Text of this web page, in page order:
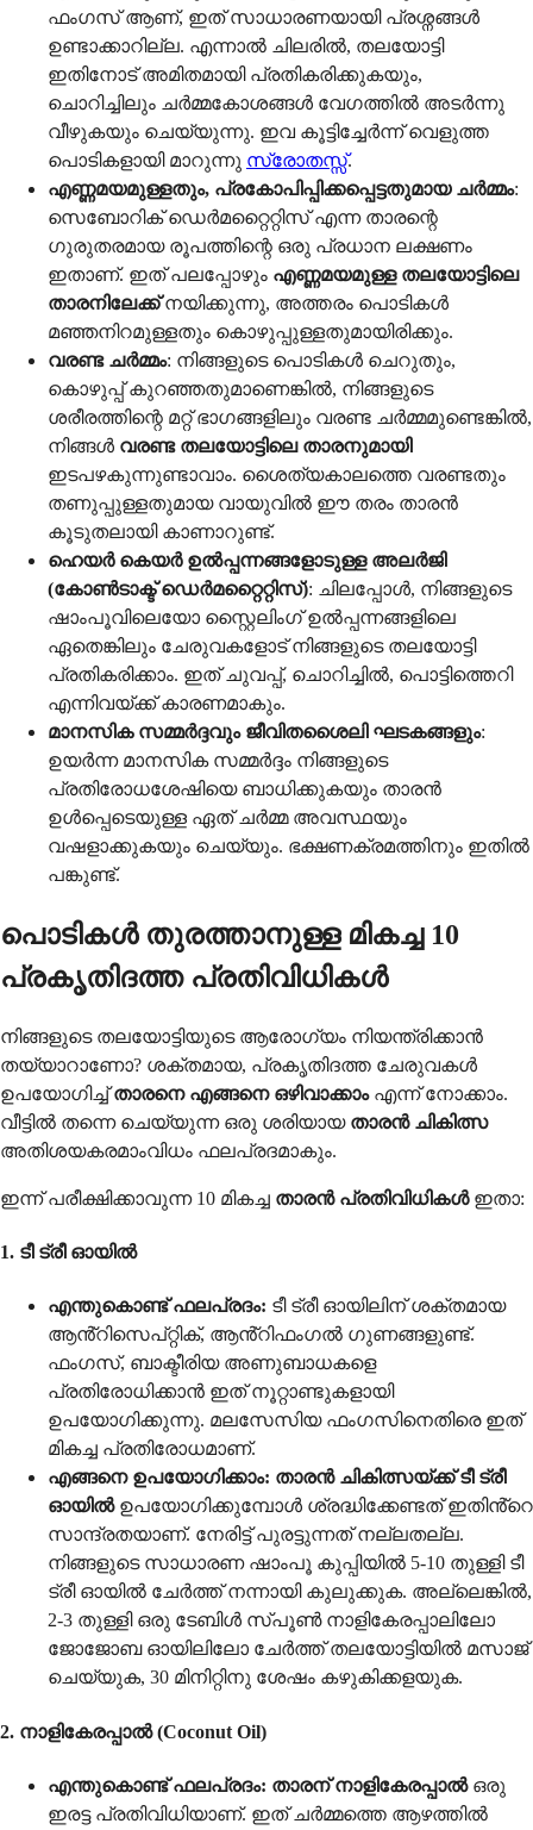
ഫംഗസ് ആണ്, ഇത് സാധാരണയായി പ്രശ്നങ്ങൾ
ഉണ്ടാക്കാറില്ല. എന്നാൽ ചിലരിൽ, തലയോട്ടി
ഇതിനോട് അമിതമായി പ്രതികരിക്കുകയും,
ചൊറിച്ചിലും ചർമ്മകോശങ്ങൾ വേഗത്തിൽ അടർന്നു
വീഴുകയും ചെയ്യുന്നു. ഇവ കൂട്ടിച്ചേർന്ന് വെളുത്ത
പൊടികളായി മാറുന്നു സ്രോതസ്സ്.
എണ്ണമയമുള്ളതും, പ്രകോപിപ്പിക്കപ്പെട്ടതുമായ ചർമ്മം:
സെബോറിക് ഡെർമറ്റൈറ്റിസ് എന്ന താരന്റെ
ഗുരുതരമായ രൂപത്തിന്റെ ഒരു പ്രധാന ലക്ഷണം
ഇതാണ്. ഇത് പലപ്പോഴും എണ്ണമയമുള്ള തലയോട്ടിലെ
താരനിലേക്ക്നയിക്കുന്നു, അത്തരം പൊടികൾ
മഞ്ഞനിറമുള്ളതും കൊഴുപ്പുള്ളതുമായിരിക്കും.
വരണ്ട ചർമ്മം: നിങ്ങളുടെ പൊടികൾ ചെറുതും,
കൊഴുപ്പ് കുറഞ്ഞതുമാണെങ്കിൽ, നിങ്ങളുടെ
ശരീരത്തിന്റെ മറ്റ് ഭാഗങ്ങളിലും വരണ്ട ചർമ്മമുണ്ടെങ്കിൽ,
നിങ്ങൾ വരണ്ട തലയോട്ടിലെ താരനുമായി
ഇടപഴകുന്നുണ്ടാവാം. ശൈത്യകാലത്തെ വരണ്ടതും
തണുപ്പുള്ളതുമായ വായുവിൽ ഈ തരം താരൻ
കൂടുതലായി കാണാറുണ്ട്.
ഹെയർ കെയർ ഉൽപ്പന്നങ്ങളോടുള്ള അലർജി
(കോൺടാക്ട് ഡെർമറ്റൈറ്റിസ്): ചിലപ്പോൾ, നിങ്ങളുടെ
ഷാംപൂവിലെയോ സ്റ്റൈലിംഗ് ഉൽപ്പന്നങ്ങളിലെ
ഏതെങ്കിലും ചേരുവകളോട് നിങ്ങളുടെ തലയോട്ടി
പ്രതികരിക്കാം. ഇത് ചുവപ്പ്, ചൊറിച്ചിൽ, പൊട്ടിത്തെറി
എന്നിവയ്ക്ക് കാരണമാകും.
മാനസിക സമ്മർദ്ദവും ജീവിതശൈലി ഘടകങ്ങളും:
ഉയർന്ന മാനസിക സമ്മർദ്ദം നിങ്ങളുടെ
പ്രതിരോധശേഷിയെ ബാധിക്കുകയും താരൻ
ഉൾപ്പെടെയുള്ള ഏത് ചർമ്മ അവസ്ഥയും
വഷളാക്കുകയും ചെയ്യും. ഭക്ഷണക്രമത്തിനും ഇതിൽ
പങ്കുണ്ട്.
പൊടികൾ തുരത്താനുള്ള മികച്ച 10
പ്രകൃതിദത്ത പ്രതിവിധികൾ
നിങ്ങളുടെ തലയോട്ടിയുടെ ആരോഗ്യം നിയന്ത്രിക്കാൻ
തയ്യാറാണോ? ശക്തമായ, പ്രകൃതിദത്ത ചേരുവകൾ
ഉപയോഗിച്ച്താരനെ എങ്ങനെ ഒഴിവാക്കാംഎന്ന് നോക്കാം.
വീട്ടിൽ തന്നെ ചെയ്യുന്ന ഒരു ശരിയായ താരൻ ചികിത്സ
അതിശയകരമാംവിധം ഫലപ്രദമാകും.
ഇന്ന് പരീക്ഷിക്കാവുന്ന 10 മികച്ച താരൻ പ്രതിവിധികൾഇതാ:
1. ടീ ട്രീ ഓയിൽ
എന്തുകൊണ്ട് ഫലപ്രദം: ടീ ട്രീ ഓയിലിന് ശക്തമായ
ആൻ്റിസെപ്റ്റിക്, ആൻ്റിഫംഗൽ ഗുണങ്ങളുണ്ട്.
ഫംഗസ്, ബാക്ടീരിയ അണുബാധകളെ
പ്രതിരോധിക്കാൻ ഇത് നൂറ്റാണ്ടുകളായി
ഉപയോഗിക്കുന്നു. മലസേസിയ ഫംഗസിനെതിരെ ഇത്
മികച്ച പ്രതിരോധമാണ്.
എങ്ങനെ ഉപയോഗിക്കാം: താരൻ ചികിത്സയ്ക്ക് ടീ ട്രീ
ഓയിൽഉപയോഗിക്കുമ്പോൾ ശ്രദ്ധിക്കേണ്ടത് ഇതിൻ്റെ
സാന്ദ്രതയാണ്. നേരിട്ട് പുരട്ടുന്നത് നല്ലതല്ല.
നിങ്ങളുടെ സാധാരണ ഷാംപൂ കുപ്പിയിൽ 5-10 തുള്ളി ടീ
ട്രീ ഓയിൽ ചേർത്ത് നന്നായി കുലുക്കുക. അല്ലെങ്കിൽ,
2-3 തുള്ളി ഒരു ടേബിൾ സ്പൂൺ നാളികേരപ്പാലിലോ
ജോജോബ ഓയിലിലോ ചേർത്ത് തലയോട്ടിയിൽ മസാജ്
ചെയ്യുക, 30 മിനിറ്റിനു ശേഷം കഴുകിക്കളയുക.
2. നാളികേരപ്പാൽ (Coconut Oil)
എന്തുകൊണ്ട് ഫലപ്രദം: താരന് നാളികേരപ്പാൽഒരു
ഇരട്ട പ്രതിവിധിയാണ്. ഇത് ചർമ്മത്തെ ആഴത്തിൽ